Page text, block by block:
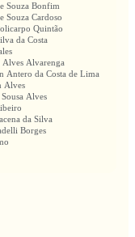
Souza Bonfim
Souza Cardoso
Quintão
da Costa
Alves Alvarenga
Antero da Costa de Lima
Alves
Alves
da Silva
Borges